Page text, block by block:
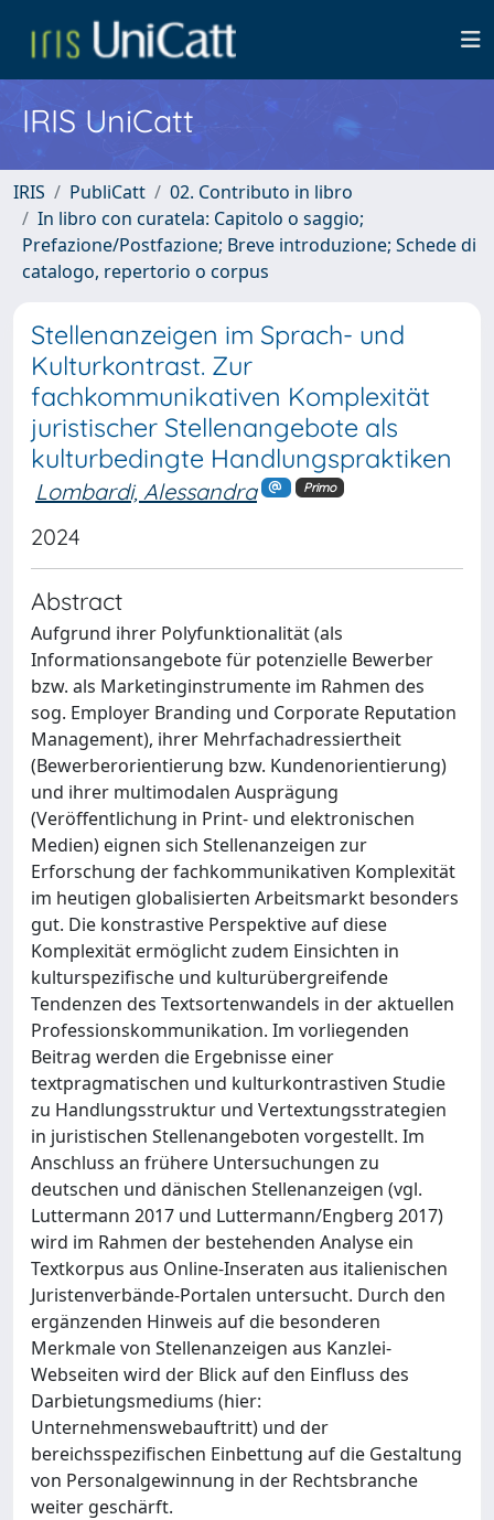
IRIS UniCatt
IRIS PubliCatt
02. Contributo in libro
In libro con curatela: Capitolo o saggio;
Prefazione/Postfazione; Breve introduzione; Schede di
catalogo, repertorio o corpus
Stellenanzeigen im Sprach- und
Kulturkontrast. Zur
fachkommunikativen Komplexität
juristischer Stellenangebote als
kulturbedingte Handlungspraktiken
Lombardi, Alessandra Primo
2024
Abstract
Aufgrund ihrer Polyfunktionalität (als
Informationsangebote für potenzielle Bewerber
bzw. als Marketinginstrumente im Rahmen des
sog. Employer Branding und Corporate Reputation
Management), ihrer Mehrfachadressiertheit
(Bewerberorientierung bzw. Kundenorientierung)
und ihrer multimodalen Ausprägung
(Veröffentlichung in Print- und elektronischen
Medien) eignen sich Stellenanzeigen zur
Erforschung der fachkommunikativen Komplexität
im heutigen globalisierten Arbeitsmarkt besonders
gut. Die konstrastive Perspektive auf diese
Komplexität ermöglicht zudem Einsichten in
kulturspezifische und kulturübergreifende
Tendenzen des Textsortenwandels in der aktuellen
Professionskommunikation. Im vorliegenden
Beitrag werden die Ergebnisse einer
textpragmatischen und kulturkontrastiven Studie
zu Handlungsstruktur und Vertextungsstrategien
in juristischen Stellenangeboten vorgestellt. Im
Anschluss an frühere Untersuchungen zu
deutschen und dänischen Stellenanzeigen (vgl.
Luttermann 2017 und Luttermann/Engberg 2017)
wird im Rahmen der bestehenden Analyse ein
Textkorpus aus Online-Inseraten aus italienischen
Juristenverbände-Portalen untersucht. Durch den
ergänzenden Hinweis auf die besonderen
Merkmale von Stellenanzeigen aus Kanzlei-
Webseiten wird der Blick auf den Einfluss des
Darbietungsmediums (hier:
Unternehmenswebauftritt) und der
bereichsspezifischen Einbettung auf die Gestaltung
von Personalgewinnung in der Rechtsbranche
weiter geschärft.